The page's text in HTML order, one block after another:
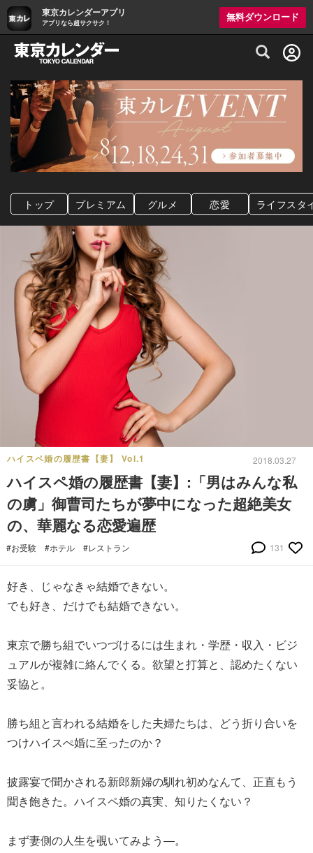
東京カレンダーアプリ
アプリなら超サクサク！
無料ダウンロード
グルメ情報・プレミアムレストラン予約
トップ プレミアム グルメ 恋愛 ライフスタ
ハイスペ婚の履歴書【妻】 Vol.1 2018.03.27
ハイスペ婚の履歴書【妻】:「男はみんな私
の虜」御曹司たちが夢中になった超絶美女
の、華麗なる恋愛遍歴
#お受験 #ホテル #レストラン 131
好き、じゃなきゃ結婚できない。
でも好き、だけでも結婚できない。
東京で勝ち組でいつづけるには生まれ・学歴・収入・ビジ
ュアルが複雑に絡んでくる。欲望と打算と、認めたくない
妥協と。
勝ち組と言われる結婚をした夫婦たちは、どう折り合いを
つけハイスぺ婚に至ったのか？
披露宴で聞かされる新郎新婦の馴れ初めなんて、正直もう
聞き飽きた。ハイスペ婚の真実、知りたくない？
まず妻側の人生を覗いてみよう―。